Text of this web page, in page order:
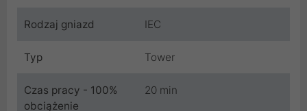
Rodzaj gniazd IEC
Typ Tower
Czas pracy - 100%
obciążenie
20 min